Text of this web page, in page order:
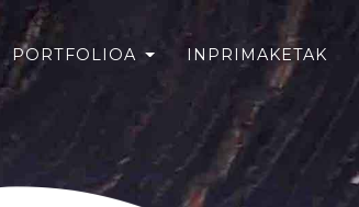
PORTFOLIOA INPRIMAKETAK